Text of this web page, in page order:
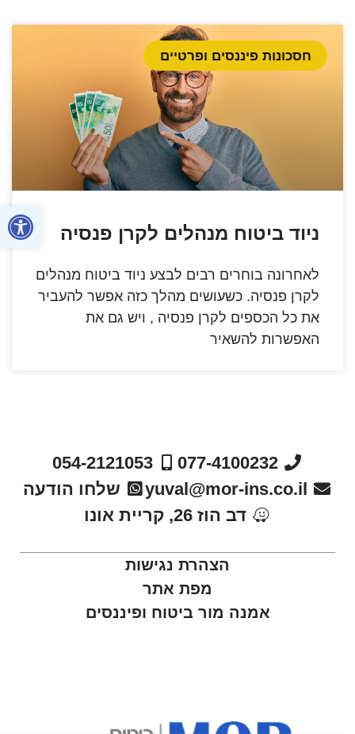
פתח
חסכונות פיננסים ופרטיים
ניוד ביטוח מנהלים לקרן פנסיה
לאחרונה בוחרים רבים לבצע ניוד ביטוח מנהלים
לקרן פנסיה. כשעושים מהלך כזה אפשר להעביר
את כל הכספים לקרן פנסיה , ויש גם את
האפשרות להשאיר
077-4100232
054-2121053
yuval@mor-ins.co.il
שלחו הודעה
דב הוז 26, קריית אונו
הצהרת נגישות
מפת אתר
אמנה מור ביטוח ופיננסים